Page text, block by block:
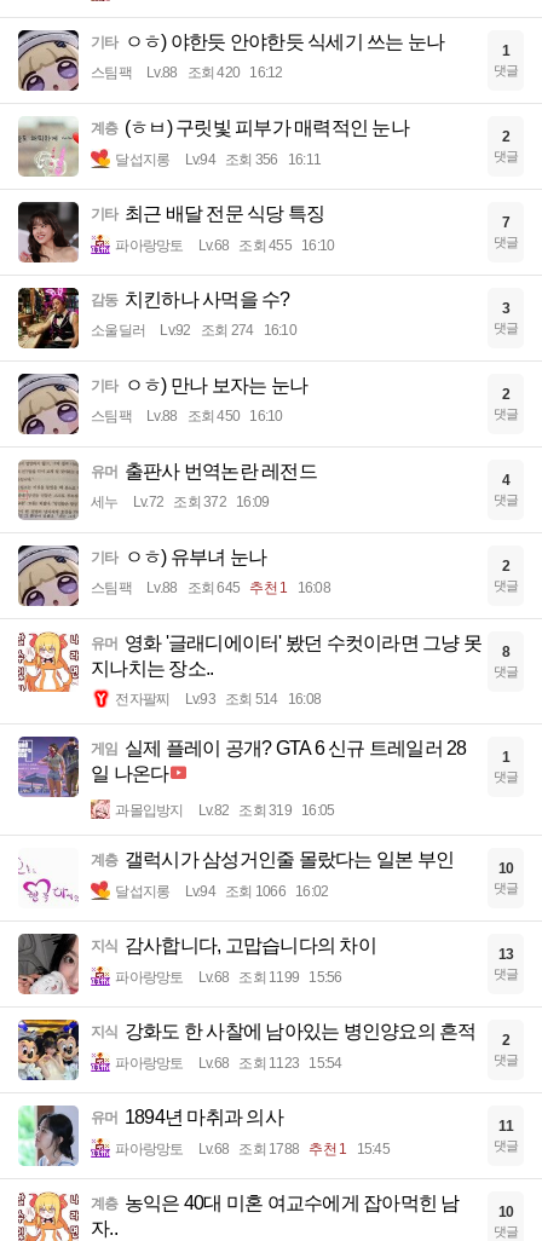
기타 ㅇㅎ) 야한듯 안야한듯 식세기 쓰는 눈나
스팀팩 Lv.88 조회 420 16:12
1
댓글
계층 (ㅎㅂ) 구릿빛 피부가 매력적인 눈나
달섭지롱 Lv.94 조회 356 16:11
2
댓글
기타 최근 배달 전문 식당 특징
파아랑망토 Lv.68 조회 455 16:10
7
댓글
감동 치킨하나 사먹을 수?
소울딜러 Lv.92 조회 274 16:10
3
댓글
기타 ㅇㅎ) 만나 보자는 눈나
스팀팩 Lv.88 조회 450 16:10
2
댓글
유머 출판사 번역논란 레전드
세누 Lv.72 조회 372 16:09
4
댓글
기타 ㅇㅎ) 유부녀 눈나
스팀팩 Lv.88 조회 645 추천 1 16:08
2
댓글
유머 영화 '글래디에이터' 봤던 수컷이라면 그냥 못
지나치는 장소..
전자팔찌 Lv.93 조회 514 16:08
8
댓글
게임
실제 플레이 공개? GTA 6 신규 트레일러 28
일 나온다
과몰입방지 Lv.82 조회 319 16:05
1
댓글
계층 갤럭시가 삼성거인줄 몰랐다는 일본 부인
달섭지롱 Lv.94 조회 1066 16:02
10
댓글
지식 감사합니다, 고맙습니다의 차이
파아랑망토 Lv.68 조회 1199 15:56
13
댓글
지식 강화도 한 사찰에 남아있는 병인양요의 흔적
파아랑망토 Lv.68 조회 1123 15:54
2
댓글
유머 1894년 마취과 의사
파아랑망토 Lv.68 조회 1788 추천 1 15:45
11
댓글
계층 농익은 40대 미혼 여교수에게 잡아먹힌 남
자..
10
댓글